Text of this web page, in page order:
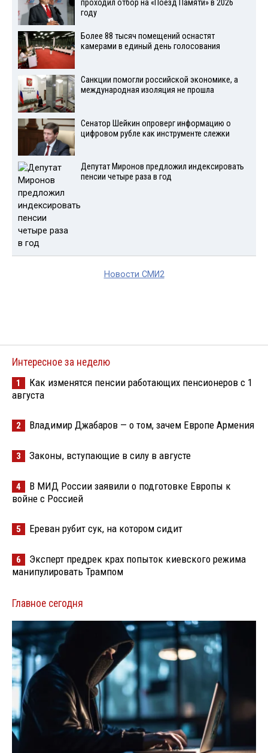
проходил отбор на «Поезд Памяти» в 2026
году
Более 88 тысяч помещений оснастят
камерами в единый день голосования
Санкции помогли российской экономике, а
международная изоляция не прошла
Сенатор Шейкин опроверг информацию о
цифровом рубле как инструменте слежки
Депутат Миронов предложил индексировать
пенсии четыре раза в год
Новости СМИ2
Интересное за неделю
1
Как изменятся пенсии работающих пенсионеров с 1
августа
2 Владимир Джабаров — о том, зачем Европе Армения
3 Законы, вступающие в силу в августе
4
В МИД России заявили о подготовке Европы к
войне с Россией
5 Ереван рубит сук, на котором сидит
6
Эксперт предрек крах попыток киевского режима
манипулировать Трампом
Главное сегодня